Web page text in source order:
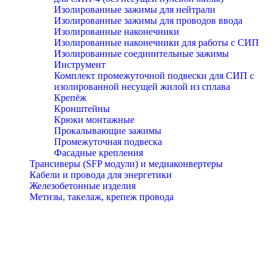
Изолированные зажимы для нейтрали
Изолированные зажимы для проводов ввода
Изолированные наконечники
Изолированные наконечники для работы с СИП
Изолированные соединительные зажимы
Инструмент
Комплект промежуточной подвески для СИП с
изолированной несущей жилой из сплава
Крепёж
Кронштейны
Крюки монтажные
Прокалывающие зажимы
Промежуточная подвеска
Фасадные крепления
Трансиверы (SFP модули) и медиаконвертеры
Кабели и провода для энергетики
Железобетонные изделия
Метизы, такелаж, крепеж провода